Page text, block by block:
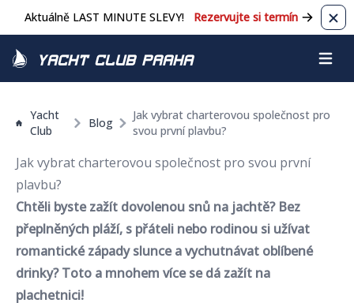
Aktuálně LAST MINUTE SLEVY! Rezervujte si termín
Yacht Club Praha
Yacht
Club
Blog
Jak vybrat charterovou společnost pro
svou první plavbu?
Jak vybrat charterovou společnost pro svou první
plavbu?
Chtěli byste zažít dovolenou snů na jachtě?Bez
přeplněných pláží, s přáteli nebo rodinou si užívat
romantické západy slunce a vychutnávat oblíbené
drinky? Toto a mnohem více se dá zažít na
plachetnici!